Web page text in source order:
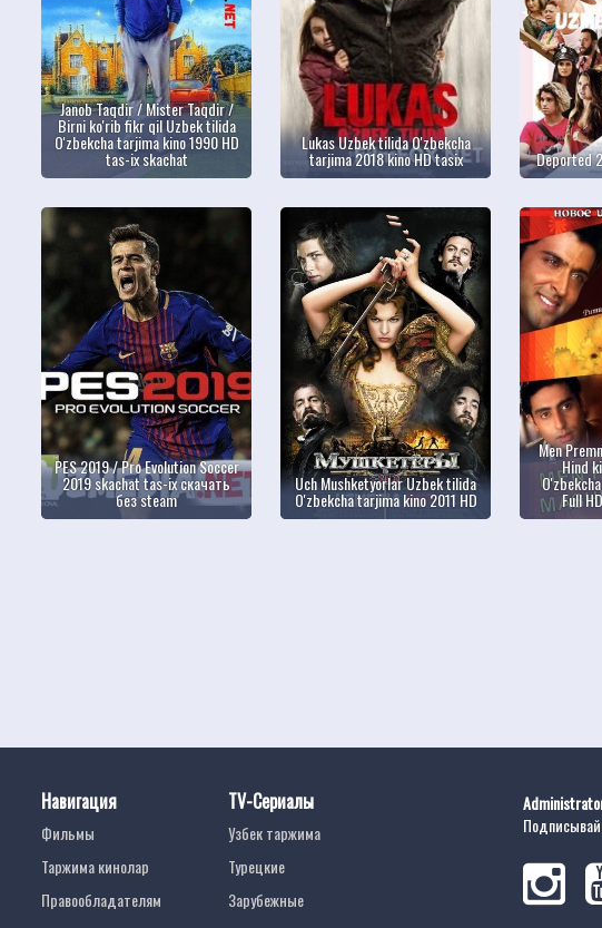
Janob Taqdir / Mister Taqdir /
Birni ko'rib fikr qil Uzbek tilida
O'zbekcha tarjima kino 1990 HD
tas-ix skachat
Lukas Uzbek tilida O'zbekcha
tarjima 2018 kino HD tasix Deported
PES 2019 / Pro Evolution Soccer
2019 skachat tas-ix скачать
без steam
Uch Mushketyorlar Uzbek tilida
O'zbekcha tarjima kino 2011 HD
Men
Hind
Full
Навигация
Фильмы
Таржима кинолар
Правообладателям
TV-Сериалы
Узбек таржима
Турецкие
Зарубежные